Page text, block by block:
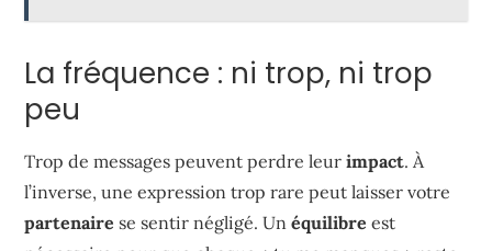
La fréquence : ni trop, ni trop
peu
Trop de messages peuvent perdre leurimpact. À
l’inverse, une expression trop rare peut laisser votre
partenaire se sentir négligé. Unéquilibre est